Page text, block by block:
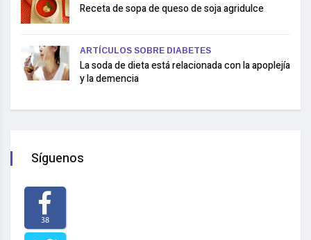
Receta de sopa de queso de soja agridulce
ARTÍCULOS SOBRE DIABETES
La soda de dieta está relacionada con la apoplejía
y la demencia
Síguenos
38